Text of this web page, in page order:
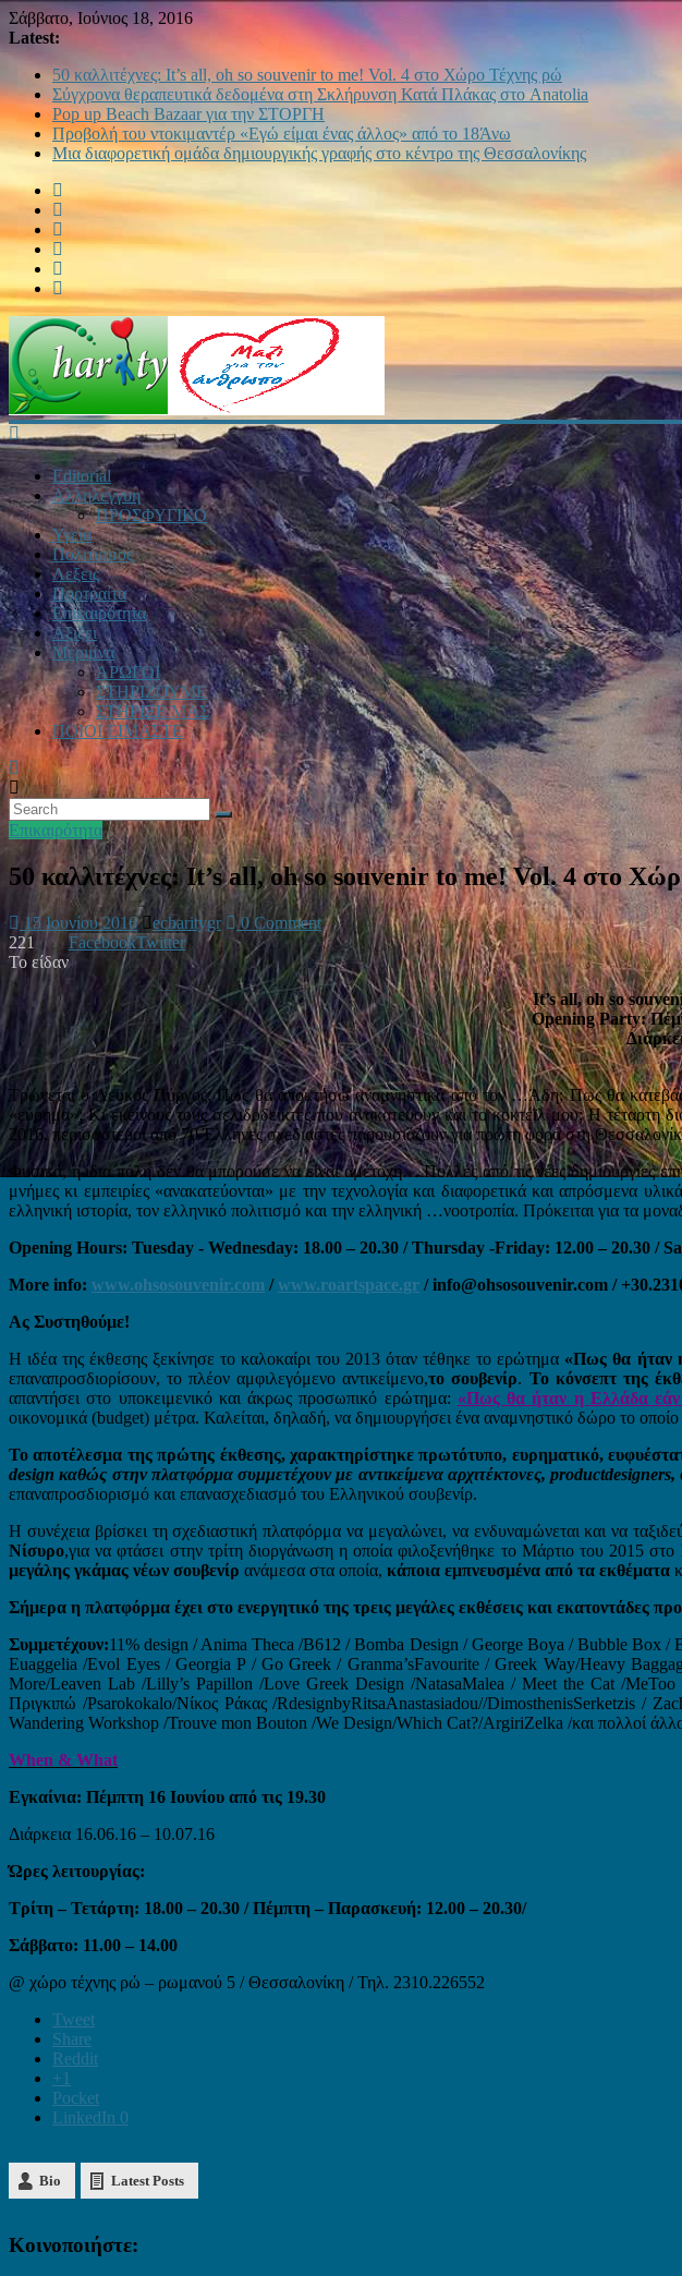
Σάββατο, Ιούνιος 18, 2016
Latest:
50 καλλιτέχνες: It’s all, oh so souvenir to me! Vol. 4 στο Χώρο Τέχνης ρώ
Σύγχρονα θεραπευτικά δεδομένα στη Σκλήρυνση Κατά Πλάκας στο Anatolia
Pop up Beach Bazaar για την ΣΤΟΡΓΗ
Προβολή του ντοκιμαντέρ «Εγώ είμαι ένας άλλος» από το 18Άνω
Μια διαφορετική ομάδα δημιουργικής γραφής στο κέντρο της Θεσσαλονίκης
Editorial
Αλληλεγγυη
ΠΡΟΣΦΥΓΙΚΟ
Υγεία
Πολιτισμος
Λεξεις
Πορτραίτα
Επικαιρότητα
Αξιζει
Μεριμνα
ΑΡΩΓΟΙ
ΣΤΗΡΙΖΟΥΜΕ
ΣΤΗΡΙΞΕ ΜΑΣ
ΠΟΙΟΙ ΕΙΜΑΣΤΕ
Επικαιρότητα
50 καλλιτέχνες: It’s all, oh so souvenir to me! Vol. 4 στο
15 Ιουνίου 2016 echaritygr
0 Comment
221
Το είδαν
FacebookTwitter
It’s all, oh so
Opening Party:
Τρώγεται ο Λευκός Πύργος; Πως θα αποκτήσω αναμνηστικά από τον …Άδη; Πως θα
«εύρημα»; Κι εκείνους τους σελιδοδείκτες που ανακατεύουν και το κοκτέϊλ μου; Η
2016, περισσότεροι από 70 Έλληνες σχεδιαστές παρουσιάζουν για πρώτη φορά στη
Φυσικά, η ίδια πόλη δεν θα μπορούσε να είναι αμέτοχη… Πολλές από τις νέες δημιουργίες
μνήμες κι εμπειρίες «ανακατεύονται» με την τεχνολογία και διαφορετικά και απρόσμενα
ελληνική ιστορία, τον ελληνικό πολιτισμό και την ελληνική …νοοτροπία. Πρόκειται για τα
Opening Hours: Tuesday - Wednesday: 18.00 – 20.30 / Thursday -Friday: 12.00 – 20.30 /
More info: www.ohsosouvenir.com /www.roartspace.gr /info@ohsosouvenir.com /
Ας Συστηθούμε!
Η ιδέα της έκθεσης ξεκίνησε το καλοκαίρι του 2013 όταν τέθηκε το ερώτημα «Πως θα ήταν
επαναπροσδιορίσουν, το πλέον αμφιλεγόμενο αντικείμενο,το σουβενίρ. Το κόνσεπτ της
απαντήσει στο υποκειμενικό και άκρως προσωπικό ερώτημα: «Πως θα ήταν η Ελλάδα εάν
οικονομικά (budget) μέτρα. Καλείται, δηλαδή, να δημιουργήσει ένα αναμνηστικό δώρο το
Το αποτέλεσμα της πρώτης έκθεσης, χαρακτηρίστηκε πρωτότυπο, ευρηματικό,
design καθώς στην πλατφόρμα συμμετέχουν με αντικείμενα αρχιτέκτονες,
επαναπροσδιορισμό και επανασχεδιασμό του Ελληνικού σουβενίρ.
Η συνέχεια βρίσκει τη σχεδιαστική πλατφόρμα να μεγαλώνει, να ενδυναμώνεται και να
Νίσυρο,για να φτάσει στην τρίτη διοργάνωση η οποία φιλοξενήθηκε το Μάρτιο του 2015 στο
μεγάλης γκάμας νέων σουβενίρ ανάμεσα στα οποία, κάποια εμπνευσμένα από τα εκθέματα
Σήμερα η πλατφόρμα έχει στο ενεργητικό της τρεις μεγάλες εκθέσεις και εκατοντάδες
Συμμετέχουν:11% design / Anima Theca /Β612 / Bomba Design / George Boya / Bubble Box
Euaggelia /Evol Eyes / Georgia P / Go Greek / Granma’sFavourite / Greek Way/Heavy
More/Leaven Lab /Lilly’s Papillon /Love Greek Design /NatasaMalea / Meet the Cat /
Πριγκιπώ /Psarokokalo/Νίκος Ράκας /RdesignbyRitsaAnastasiadou//DimosthenisSerketzis /
Wandering Workshop /Trouve mon Bouton /We Design/Which Cat?/ArgiriZelka /και πολλοί
When & What
Εγκαίνια: Πέμπτη 16 Ιουνίου από τις 19.30
Διάρκεια 16.06.16 – 10.07.16
Ώρες λειτουργίας:
Τρίτη – Τετάρτη: 18.00 – 20.30 / Πέμπτη – Παρασκευή: 12.00 – 20.30/
Σάββατο: 11.00 – 14.00
@ χώρο τέχνης ρώ – ρωμανού 5 / Θεσσαλονίκη / Τηλ. 2310.226552
Tweet
Share
Reddit
+1
Pocket
LinkedIn 0
Bio Latest Posts
Κοινοποιήστε: